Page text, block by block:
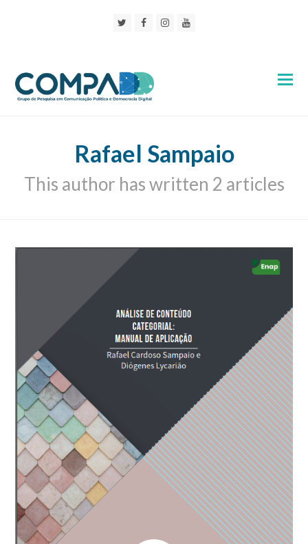
TwitterFacebookInstagramYoutube
Rafael Sampaio
This author has written 2 articles